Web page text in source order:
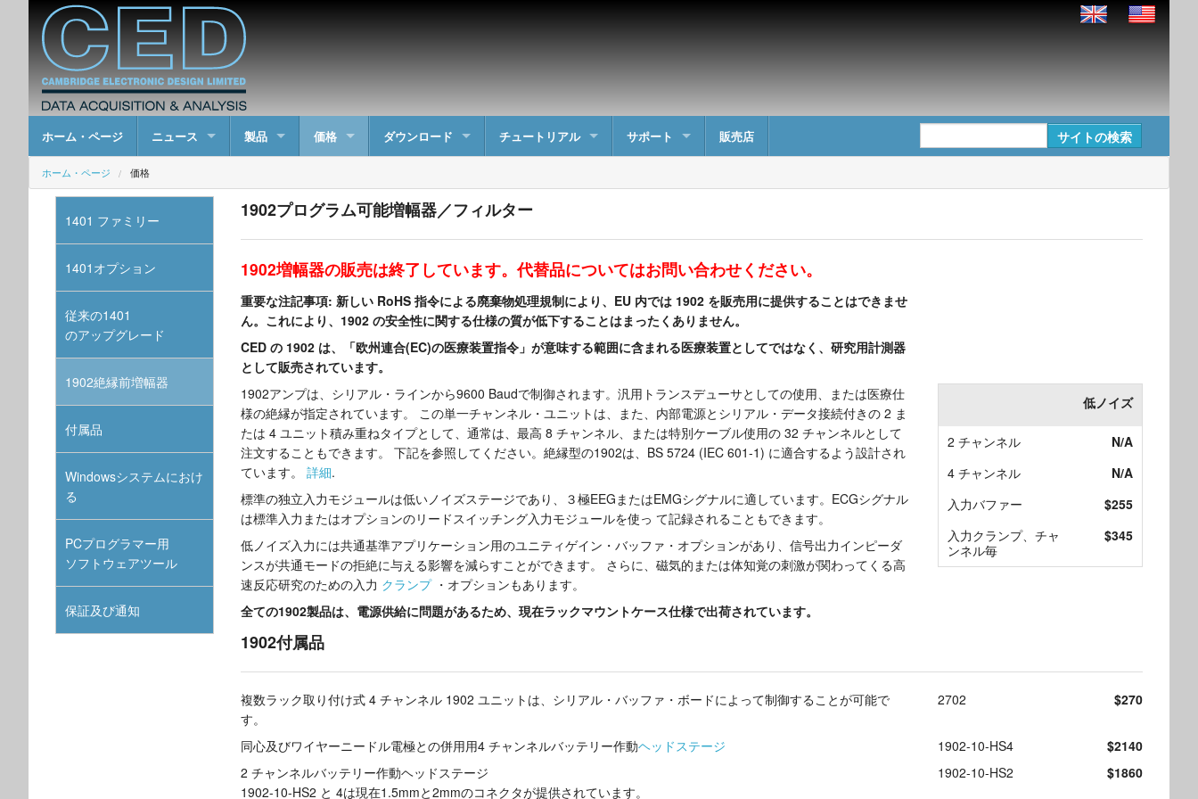
ホーム・ページ ニュース 製品 価格 ダウンロード チュートリアル サポート 販売店
ホーム・ページ 価格
1902プログラム可能増幅器／フィルター
1902増幅器の販売は終了しています。代替品についてはお問い合わせください。
重要な注記事項: 新しい RoHS 指令による廃棄物処理規制により、EU 内では 1902 を販売用に提供することはできませ
ん。これにより、1902 の安全性に関する仕様の質が低下することはまったくありません。
CED の 1902 は、「欧州連合(EC)の医療装置指令」が意味する範囲に含まれる医療装置としてではなく、研究用計測器
として販売されています。
1902アンプは、シリアル・ラインから9600 Baudで制御されます。汎用トランスデューサとしての使用、または医療仕
様の絶縁が指定されています。 この単一チャンネル・ユニットは、また、内部電源とシリアル・データ接続付きの 2 ま
たは 4 ユニット積み重ねタイプとして、通常は、最高 8 チャンネル、または特別ケーブル使用の 32 チャンネルとして
注文することもできます。 下記を参照してください。絶縁型の1902は、BS 5724 (IEC 601-1) に適合するよう設計され
ています。詳細.
標準の独立入力モジュールは低いノイズステージであり、３極EEGまたはEMGシグナルに適しています。ECGシグナル
は標準入力またはオプションのリードスイッチング入力モジュールを使っ て記録されることもできます。
低ノイズ入力には共通基準アプリケーション用のユニティゲイン・バッファ・オプションがあり、信号出力インピーダ
ンスが共通モードの拒絶に与える影響を減らすことができます。 さらに、磁気的または体知覚の刺激が関わってくる高
速反応研究のための入力 クランプ・オプションもあります。
全ての1902製品は、電源供給に問題があるため、現在ラックマウントケース仕様で出荷されています。
低ノイズ
2 チャンネル
N/A
4 チャンネル
N/A
入力バファー
$255
入力クランプ、チャ
ンネル毎
$345
1902付属品
複数ラック取り付け式 4 チャンネル 1902 ユニットは、シリアル・バッファ・ボードによって制御することが可能で
す。
2702 $270
同心及びワイヤーニードル電極との併用用4 チャンネルバッテリー作動ヘッドステージ 1902-10-HS4
$2140
2 チャンネルバッテリー作動ヘッドステージ
1902-10-HS2 と 4は現在1.5mmと2mmのコネクタが提供されています。
1902-10-HS2 $1860
1401 ファミリー
1401オプション
従来の1401
のアップグレード
1902絶縁前増幅器
付属品
Windowsシステムにおけ
る
PCプログラマー用
ソフトウェアツール
保証及び通知